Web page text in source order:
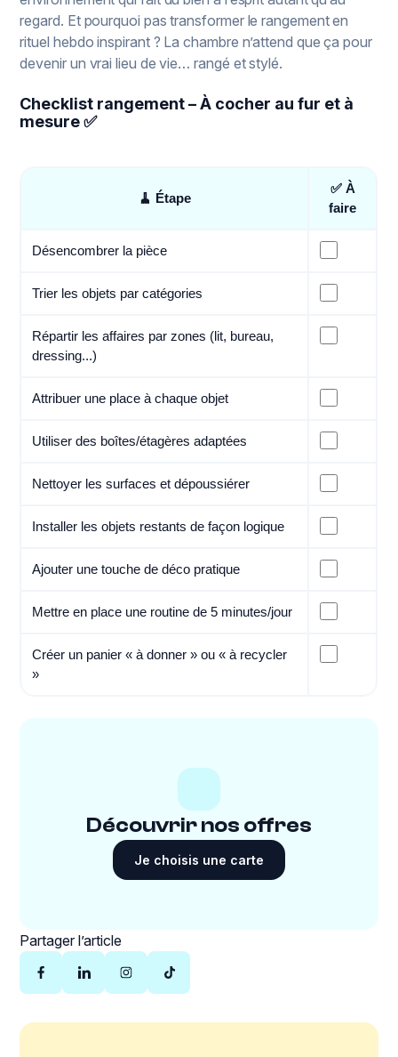
Découvrir nos offres
Je choisis une carte
Partager l’article
regard. Et pourquoi pas transformer le rangement en
rituel hebdo inspirant ? La chambre n’attend que ça pour
devenir un vrai lieu de vie… rangé et stylé.
Checklist rangement – À cocher au fur et à
mesure ✅
🧹 Étape
✅ À
faire
Désencombrer la pièce
Trier les objets par catégories
Répartir les affaires par zones (lit, bureau,
dressing...)
Attribuer une place à chaque objet
Utiliser des boîtes/étagères adaptées
Nettoyer les surfaces et dépoussiérer
Installer les objets restants de façon logique
Ajouter une touche de déco pratique
Mettre en place une routine de 5 minutes/jour
Créer un panier « à donner » ou « à recycler
»